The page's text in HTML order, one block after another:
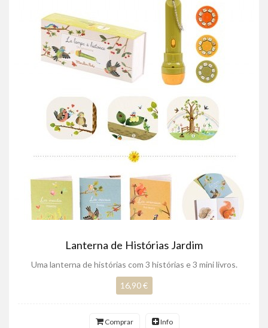
Lanterna de Histórias Jardim
Uma lanterna de histórias com 3 histórias e 3 mini livros.
16,90 €
Comprar Info